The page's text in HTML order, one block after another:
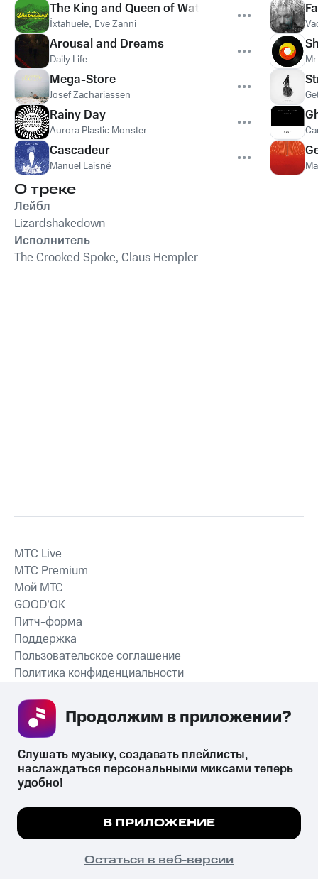
The King and Queen of Waters
Ìxtahuele, Eve Zanni
Arousal and Dreams
Daily Life
Mega-Store
Josef Zachariassen
Rainy Day
Aurora Plastic Monster
Cascadeur
Manuel Laisné
О треке
Лейбл
Lizardshakedown
Исполнитель
The Crooked Spoke, Claus Hempler
СКАЧАТЬ ПРИЛОЖЕНИЕ
MTС Live
MTС Premium
Мой МТС
GOOD’OK
Питч-форма
Поддержка
Пользовательское соглашение
Политика конфиденциальности
психотропных веществ, их аналогов причиняет вред здоровью,
их незаконный оборот запрещён и влечёт установленную
законодательством ответственность.
© 2026 ООО «КИОН».
Все права защищены
Мы используем куки, чтобы на сайте все
Подробнее
ПОНЯТНО
Слушать музыку, создавать плейлисты,
наслаждаться персональными миксами теперь
удобно!
В ПРИЛОЖЕНИЕ
Остаться в веб-версии